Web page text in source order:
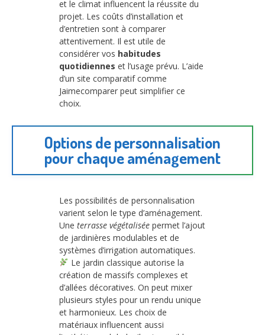
et le climat influencent la réussite du
projet. Les coûts d’installation et
d’entretien sont à comparer
attentivement. Il est utile de
considérer vos habitudes
quotidiennes et l’usage prévu. L’aide
d’un site comparatif comme
Jaimecomparer peut simplifier ce
choix.
Options de personnalisation
pour chaque aménagement
Les possibilités de personnalisation
varient selon le type d’aménagement.
Une terrasse végétalisée permet l’ajout
de jardinières modulables et de
systèmes d’irrigation automatiques.
Le jardin classique autorise la
création de massifs complexes et
d’allées décoratives. On peut mixer
plusieurs styles pour un rendu unique
et harmonieux. Les choix de
matériaux influencent aussi